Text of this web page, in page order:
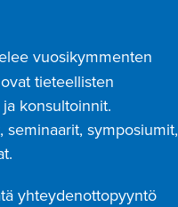
vuosikymmenten
tieteellisten
konsultoinnit.
symposiumit,
yhteydenottopyyntö